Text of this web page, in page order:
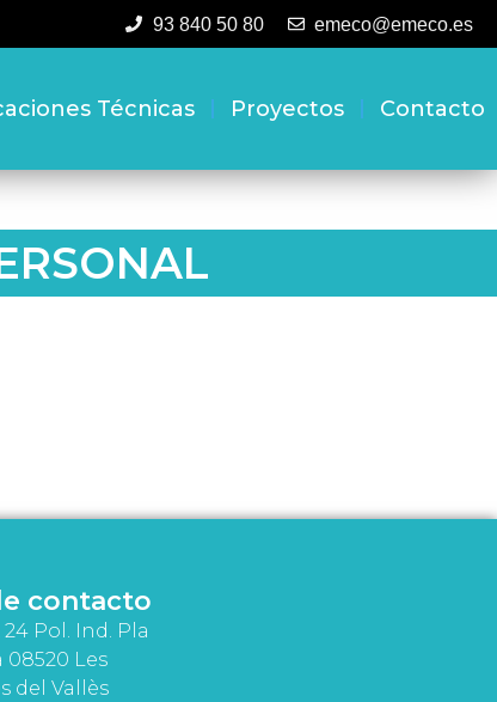
93 840 50 80 emeco@emeco.es
Técnicas Proyectos Contacto
contacto
24 Pol. Ind. Pla
08520 Les
del Vallès